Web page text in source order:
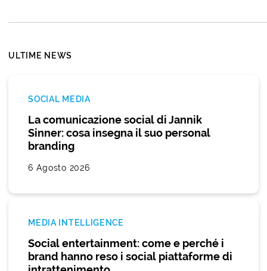
ULTIME NEWS
SOCIAL MEDIA
La comunicazione social di Jannik
Sinner: cosa insegna il suo personal
branding
6 Agosto 2026
MEDIA INTELLIGENCE
Social entertainment: come e perché i
brand hanno reso i social piattaforme di